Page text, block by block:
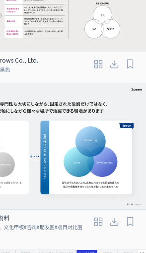
Co., Ltd.
色
料
文化甲板#咨询#朋友图#项目对比图